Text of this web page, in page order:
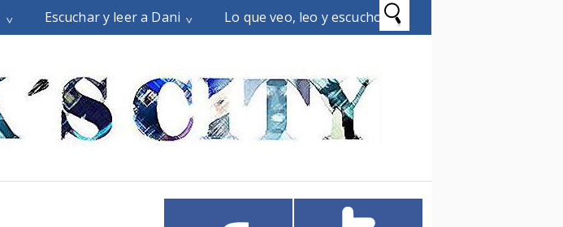
Escuchar y leer a Dani Lo que veo, leo y escucho